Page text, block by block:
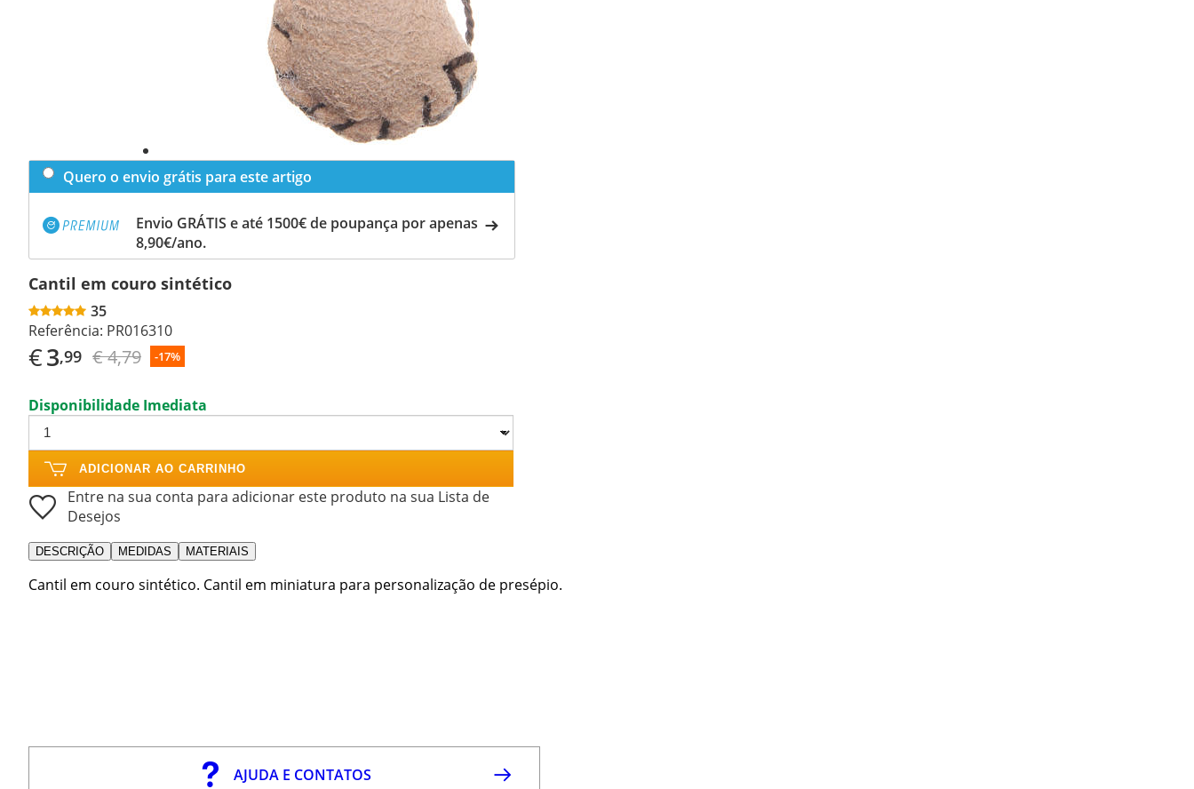
Quero o envio grátis para este artigo
Envio GRÁTIS e até 1500€ de poupança por apenas
8,90€/ano.
Cantil em couro sintético
35
Referência: PR016310
€3,99 € 4,79 -17%
Disponibilidade Imediata
ADICIONAR AO CARRINHO
Entre na sua conta para adicionar este produto na sua Lista de
Desejos
DESCRIÇÃO MEDIDAS MATERIAIS
Cantil em couro sintético. Cantil em miniatura para personalização de presépio.
AJUDA E CONTATOS